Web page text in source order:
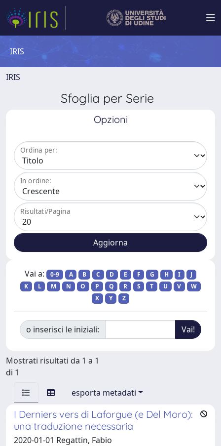
IRIS
IRIS
Sfoglia per Serie
Opzioni
Ordina per:
In ordine:
Risultati/Pagina
Vai a: 0-9 A B C D E F G H I
J
K
L M N O P Q R S T U V
W
X
Y Z
o inserisci le iniziali:
Mostrati risultati da 1 a 1
di 1
esporta metadati
I Derniers vers di Laforgue (e Del Moro):
una traduzione necessaria
2020-01-01 Regattin, Fabio